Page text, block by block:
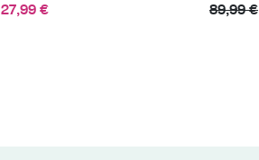
27,99 € 89,99 €